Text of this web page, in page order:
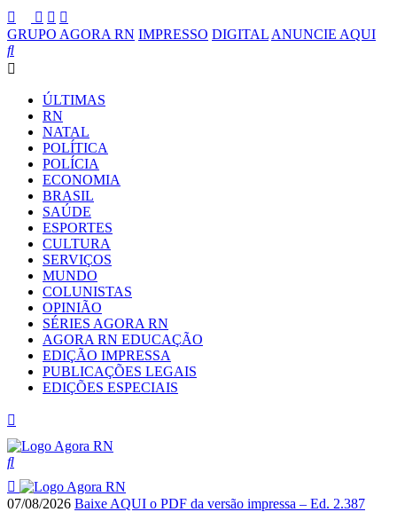
GRUPO AGORA RN IMPRESSO DIGITAL ANUNCIE AQUI
ÚLTIMAS
RN
NATAL
POLÍTICA
POLÍCIA
ECONOMIA
BRASIL
SAÚDE
ESPORTES
CULTURA
SERVIÇOS
MUNDO
COLUNISTAS
OPINIÃO
SÉRIES AGORA RN
AGORA RN EDUCAÇÃO
EDIÇÃO IMPRESSA
PUBLICAÇÕES LEGAIS
EDIÇÕES ESPECIAIS
07/08/2026 Baixe AQUI o PDF da versão impressa – Ed. 2.387